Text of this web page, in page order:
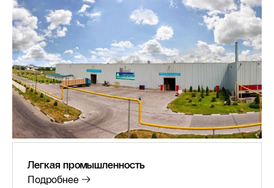
Легкая промышленность
Подробнее